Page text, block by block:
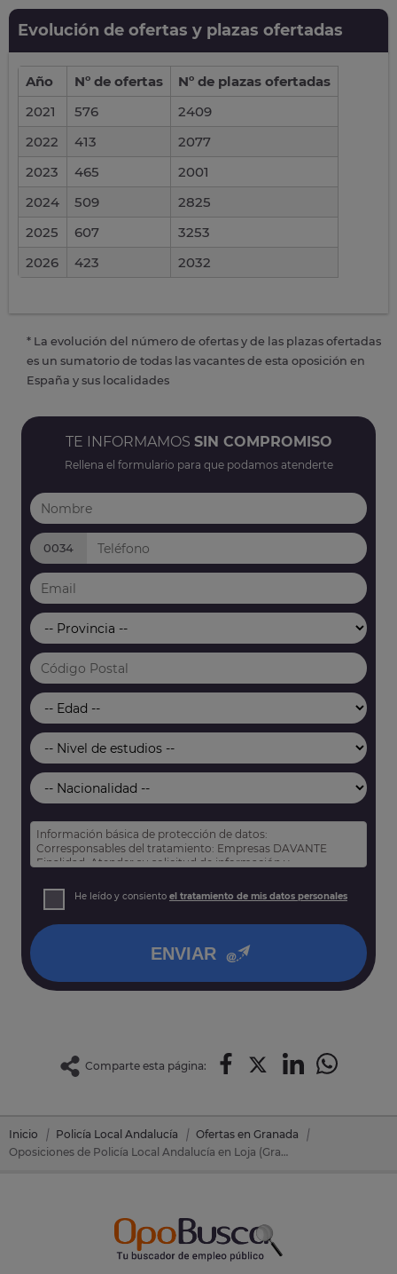
Evolución de ofertas y plazas ofertadas
Año Nº de ofertas
Nº de plazas ofertadas
2021
576
2409
2022
413
2077
2023
465
2001
2024
509
2825
2025
607
3253
2026
423 2032
* La evolución del número de ofertas y de las plazas ofertadas
es un sumatorio de todas las vacantes de esta oposición en
España y sus localidades
TE INFORMAMOS SIN COMPROMISO
Rellena el formulario para que podamos atenderte
0034
Información básica de protección de datos:
Corresponsables del tratamiento: Empresas DAVANTE
Finalidad: Atender su solicitud de información y
Derechos: Puede acceder, rectificar y suprimir sus datos,
así como otros derechos tal y como se explica en nuestra
He leído y consiento el tratamiento de mis datos personales
ENVIAR
Comparte esta página:
Inicio Policía Local Andalucía
Ofertas en Granada
Oposiciones de Policía Local Andalucía en Loja (Granada)